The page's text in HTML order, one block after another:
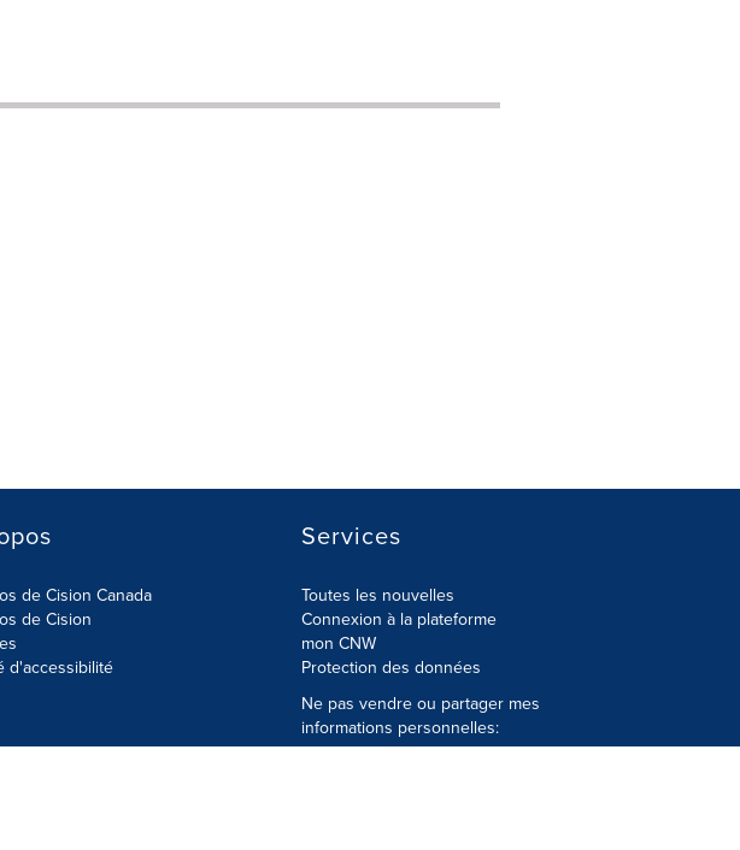
de Cision Canada
de Cision
d'accessibilité
Services
Toutes les nouvelles
Connexion à la plateforme
mon CNW
Protection des données
Ne pas vendre ou partager mes
informations personnelles: